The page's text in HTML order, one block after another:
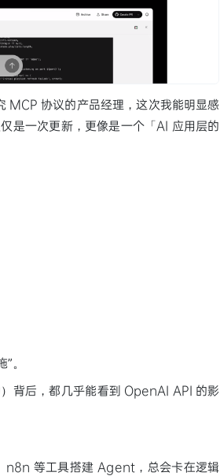
MCP 协议的产品经理，这次我能明显感
是一次更新，更像是一个「AI 应用层的
。
背后，都几乎能看到 OpenAI API 的影
等工具搭建 Agent，总会卡在逻辑